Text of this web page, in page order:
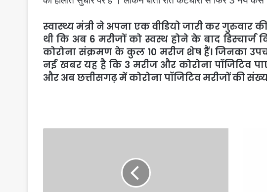
स्वास्थ्य मंत्री ने अपना एक वीडियो जारी कर गुरुवार
थी कि अब 6 मरीजों को स्वस्थ होने के बाद डिस्चार्ज
कोरोना संक्रमण के कुल 10 मरीज शेष हैं। जिनका
नई खबर यह है कि 3 मरीज और कोरोना पॉजिटिव
और अब छत्तीसगढ़ में कोरोना पॉजिटिव मरीजों की